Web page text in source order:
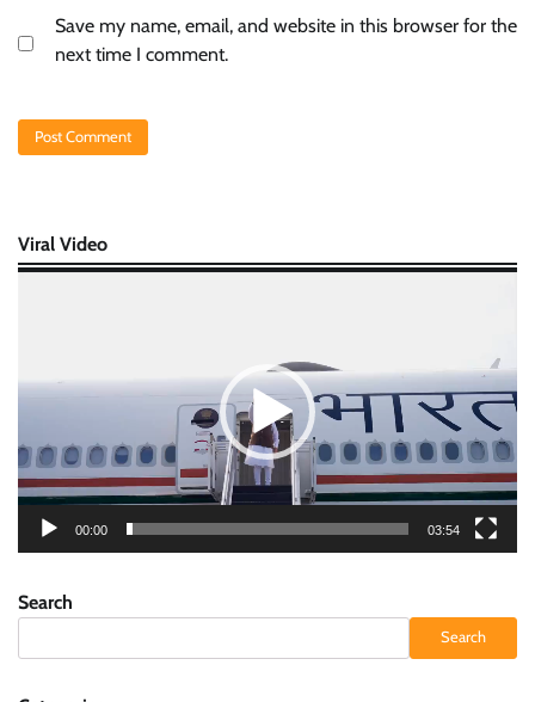
Save my name, email, and website in this browser for the
next time I comment.
Viral Video
00:00 03:54
Search
Search